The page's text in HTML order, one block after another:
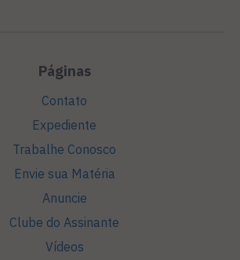
Páginas
Contato
Expediente
Trabalhe Conosco
Envie sua Matéria
Anuncie
Clube do Assinante
Vídeos